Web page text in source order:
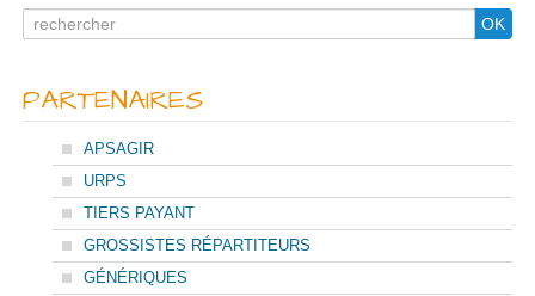
Search
for
OK
PARTENAIRES
APSAGIR
URPS
TIERS PAYANT
GROSSISTES RÉPARTITEURS
GÉNÉRIQUES